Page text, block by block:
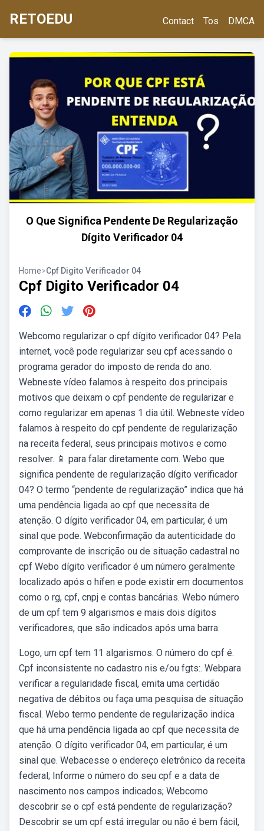
RETOEDU Contact Tos DMCA
O Que Significa Pendente De Regularização
Dígito Verificador 04
Home>Cpf Digito Verificador 04
Cpf Digito Verificador 04
Webcomo regularizar o cpf dígito verificador 04? Pela
internet, você pode regularizar seu cpf acessando o
programa gerador do imposto de renda do ano.
Webneste vídeo falamos à respeito dos principais
motivos que deixam o cpf pendente de regularizar e
como regularizar em apenas 1 dia útil. Webneste vídeo
falamos à respeito do cpf pendente de regularização
na receita federal, seus principais motivos e como
resolver. 📱 para falar diretamente com. Webo que
significa pendente de regularização dígito verificador
04? O termo “pendente de regularização” indica que há
uma pendência ligada ao cpf que necessita de
atenção. O dígito verificador 04, em particular, é um
sinal que pode. Webconfirmação da autenticidade do
comprovante de inscrição ou de situação cadastral no
cpf Webo dígito verificador é um número geralmente
localizado após o hífen e pode existir em documentos
como o rg, cpf, cnpj e contas bancárias. Webo número
de um cpf tem 9 algarismos e mais dois dígitos
verificadores, que são indicados após uma barra.
Logo, um cpf tem 11 algarismos. O número do cpf é.
Cpf inconsistente no cadastro nis e/ou fgts:. Webpara
verificar a regularidade fiscal, emita uma certidão
negativa de débitos ou faça uma pesquisa de situação
fiscal. Webo termo pendente de regularização indica
que há uma pendência ligada ao cpf que necessita de
atenção. O dígito verificador 04, em particular, é um
sinal que. Webacesse o endereço eletrônico da receita
federal; Informe o número do seu cpf e a data de
nascimento nos campos indicados; Webcomo
descobrir se o cpf está pendente de regularização?
Descobrir se um cpf está irregular ou não é bem fácil,